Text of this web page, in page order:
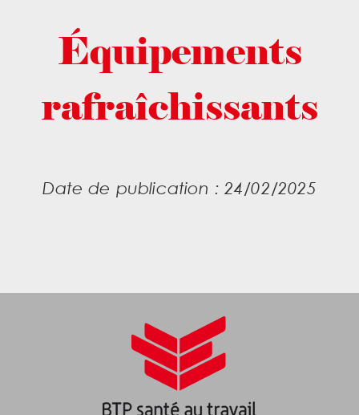
Équipements
rafraîchissants
Date de publication : 24/02/2025